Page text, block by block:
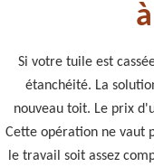
Si votre tuile est
étanchéité. La
nouveau toit. Le prix
Cette opération ne vaut
le travail soit assez